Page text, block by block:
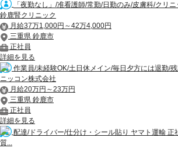
「夜勤なし」/准看護師/常勤/日勤のみ/皮膚科/クリニ
鈴鹿腎クリニック
月給37万1,000円～42万4,000円
三重県 鈴鹿市
正社員
詳細を見る
作業員/未経験OK/土日休メイン/毎日夕方には退勤/
ニッコン株式会社
月給20万円～23万円
三重県 鈴鹿市
正社員
詳細を見る
配達/ドライバー/仕分け・シール貼り ヤマト運輸 正
質...